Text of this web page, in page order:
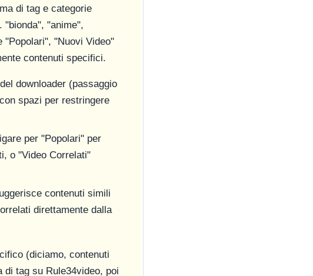
di tag e categorie
"bionda", "anime",
"Nuovi Video"
contenuti specifici.
downloader (passaggio
spazi per restringere
per "Popolari" per
o "Video Correlati"
contenuti simili
direttamente dalla
(diciamo, contenuti
di tag su Rule34video, poi